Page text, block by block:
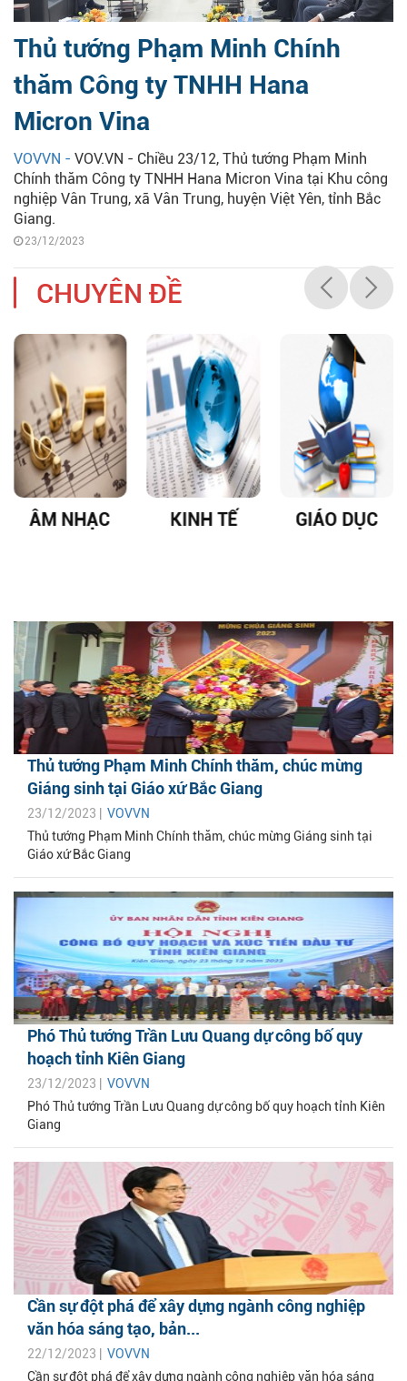
Thủ tướng Phạm Minh Chính
thăm Công ty TNHH Hana
Micron Vina
VOVVN - VOV.VN - Chiều 23/12, Thủ tướng Phạm Minh
Chính thăm Công ty TNHH Hana Micron Vina tại Khu công
nghiệp Vân Trung, xã Vân Trung, huyện Việt Yên, tỉnh Bắc
Giang.
23/12/2023
CHUYÊN ĐỀ
ÂM NHẠC KINH TẾ GIÁO DỤC
Thủ tướng Phạm Minh Chính thăm, chúc mừng
Giáng sinh tại Giáo xứ Bắc Giang
23/12/2023 | VOVVN
Thủ tướng Phạm Minh Chính thăm, chúc mừng Giáng sinh tại
Giáo xứ Bắc Giang
Phó Thủ tướng Trần Lưu Quang dự công bố quy
hoạch tỉnh Kiên Giang
23/12/2023 | VOVVN
Phó Thủ tướng Trần Lưu Quang dự công bố quy hoạch tỉnh Kiên
Giang
Cần sự đột phá để xây dựng ngành công nghiệp
văn hóa sáng tạo, bản...
22/12/2023 | VOVVN
Cần sự đột phá để xây dựng ngành công nghiệp văn hóa sáng